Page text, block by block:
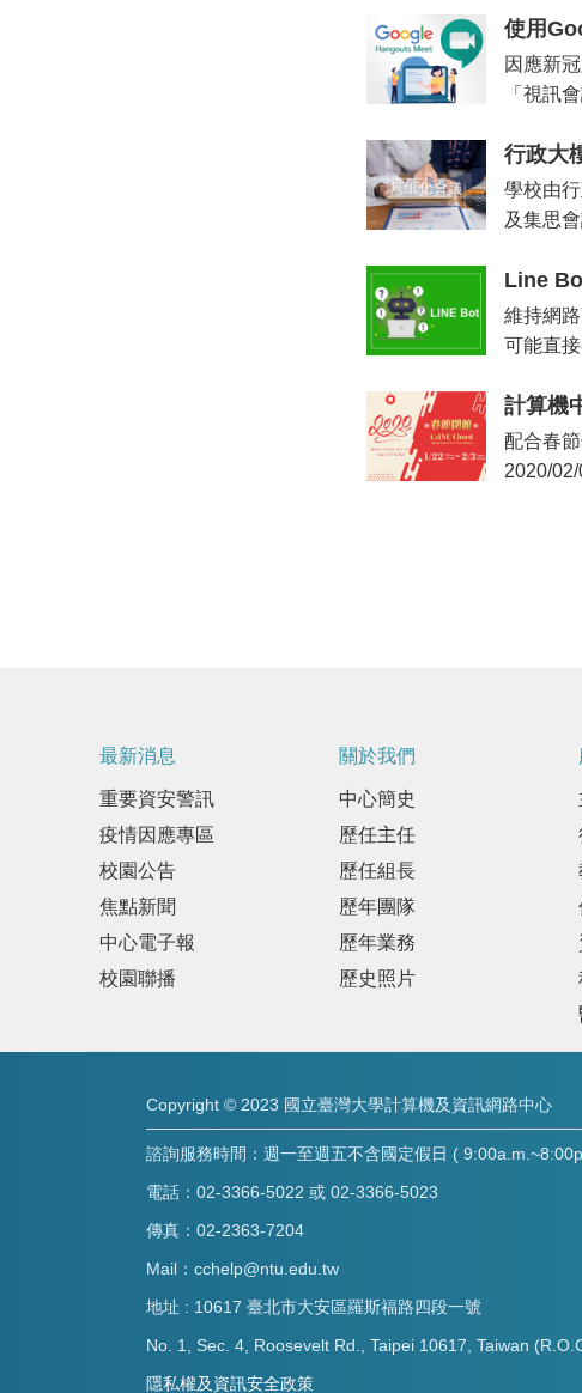
使用
因應新
「視訊
行政大
學校由
及集思
Line
維持網
可能直
計算機
配合春
2020/
最新消息
重要資安警訊
疫情因應專區
校園公告
焦點新聞
中心電子報
校園聯播
關於我們
中心簡史
歷任主任
歷任組長
歷年團隊
歷年業務
歷史照片
Copyright © 2023 國立臺灣大學計算機及資訊網路中心
諮詢服務時間：週一至週五不含國定假日 (
電話：02-3366-5022 或 02-3366-5023
傳真：02-2363-7204
Mail：cchelp@ntu.edu.tw
地址 : 10617 臺北市大安區羅斯福路四段一號
No. 1, Sec. 4, Roosevelt Rd., Taipei 10617, Taiwan
隱私權及資訊安全政策